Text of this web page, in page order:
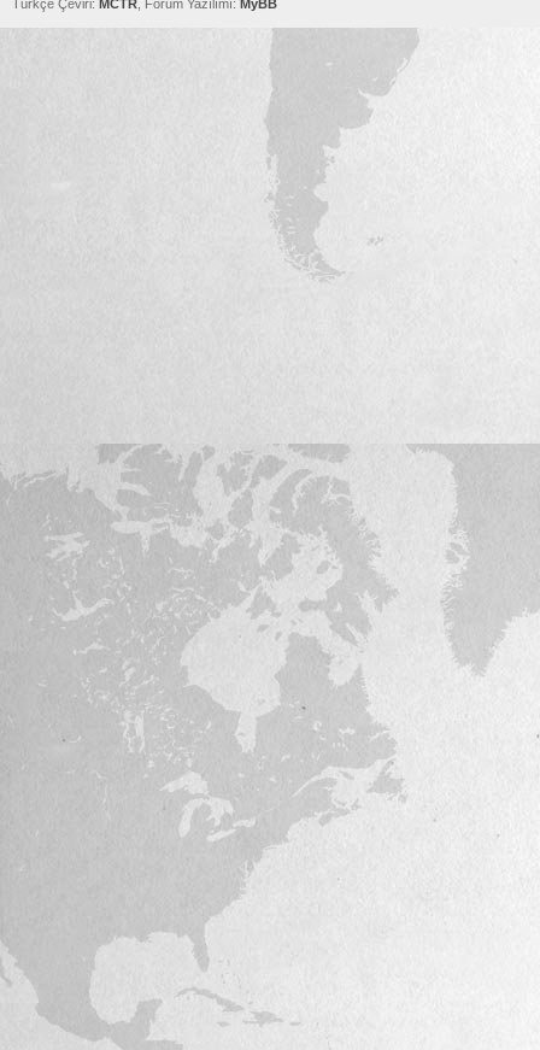
Türkçe Çeviri: MCTR , Forum Yazılımı: MyBB